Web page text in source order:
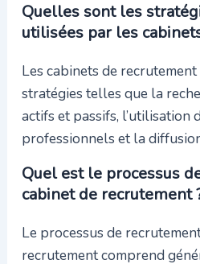
Quelles sont les
utilisées par les
Les cabinets de
stratégies telles que la
actifs et passifs, l’utilisation
professionnels et la
Quel est le processus
cabinet de recrutement
Le processus de
recrutement comprend